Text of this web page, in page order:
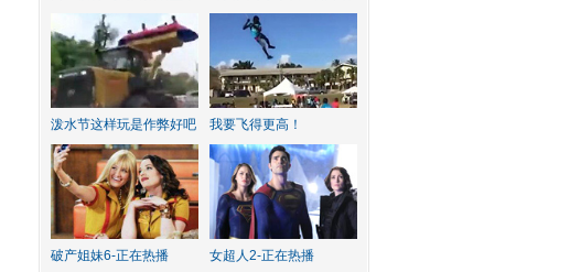
泼水节这样玩是作弊好吧 我要飞得更高！
破产姐妹6-正在热播 女超人2-正在热播